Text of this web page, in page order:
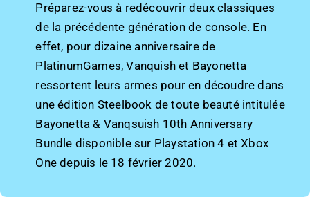
Préparez-vous à redécouvrir deux classiques
de la précédente génération de console. En
effet, pour dizaine anniversaire de
PlatinumGames, Vanquish et Bayonetta
ressortent leurs armes pour en découdre dans
une édition Steelbook de toute beauté intitulée
Bayonetta & Vanqsuish 10th Anniversary
Bundle disponible sur Playstation 4 et Xbox
One depuis le 18 février 2020.